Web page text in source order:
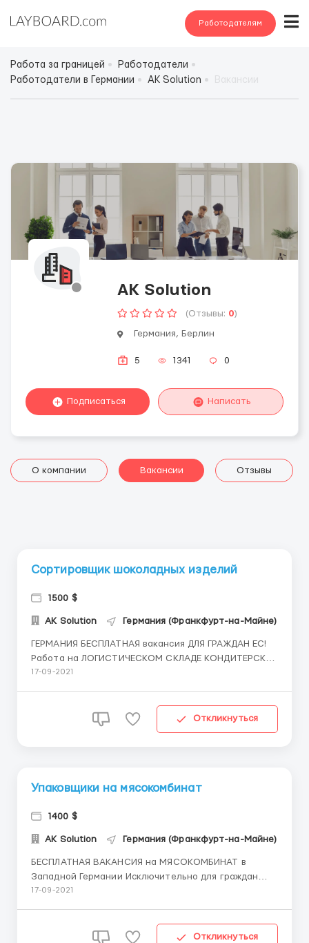
Работодателям
Работа за границей
Работодатели
Работодатели в Германии
AK Solution
AK Solution
(Отзывы: 0)
Германия, Берлин
5 1341 0
Подписаться Написать
О компании Вакансии Отзывы
Сортировщик шоколадных изделий
1500 $
AK Solution Германия (Франкфурт-на-Майне)
ГЕРМАНИЯ БЕСПЛАТНАЯ вакансия ДЛЯ ГРАЖДАН ЕС!
Работа на ЛОГИСТИЧЕСКОМ СКЛАДЕ КОНДИТЕРСКИХ
ИЗДЕЛИЙ (фасовка, упаковка, сортировка)
Простые производственные работы: ✔...
17-09-2021
Откликнуться
Упаковщики на мясокомбинат
1400 $
AK Solution Германия (Франкфурт-на-Майне)
БЕСПЛАТНАЯ ВАКАНСИЯ на МЯСОКОМБИНАТ в
Западной Германии Исключительно для граждан
одной из стран Евросоюза. Простые упаковочные
€/час брутто ОБЯЗАННОСТИ: Без никаких
17-09-2021
Откликнуться